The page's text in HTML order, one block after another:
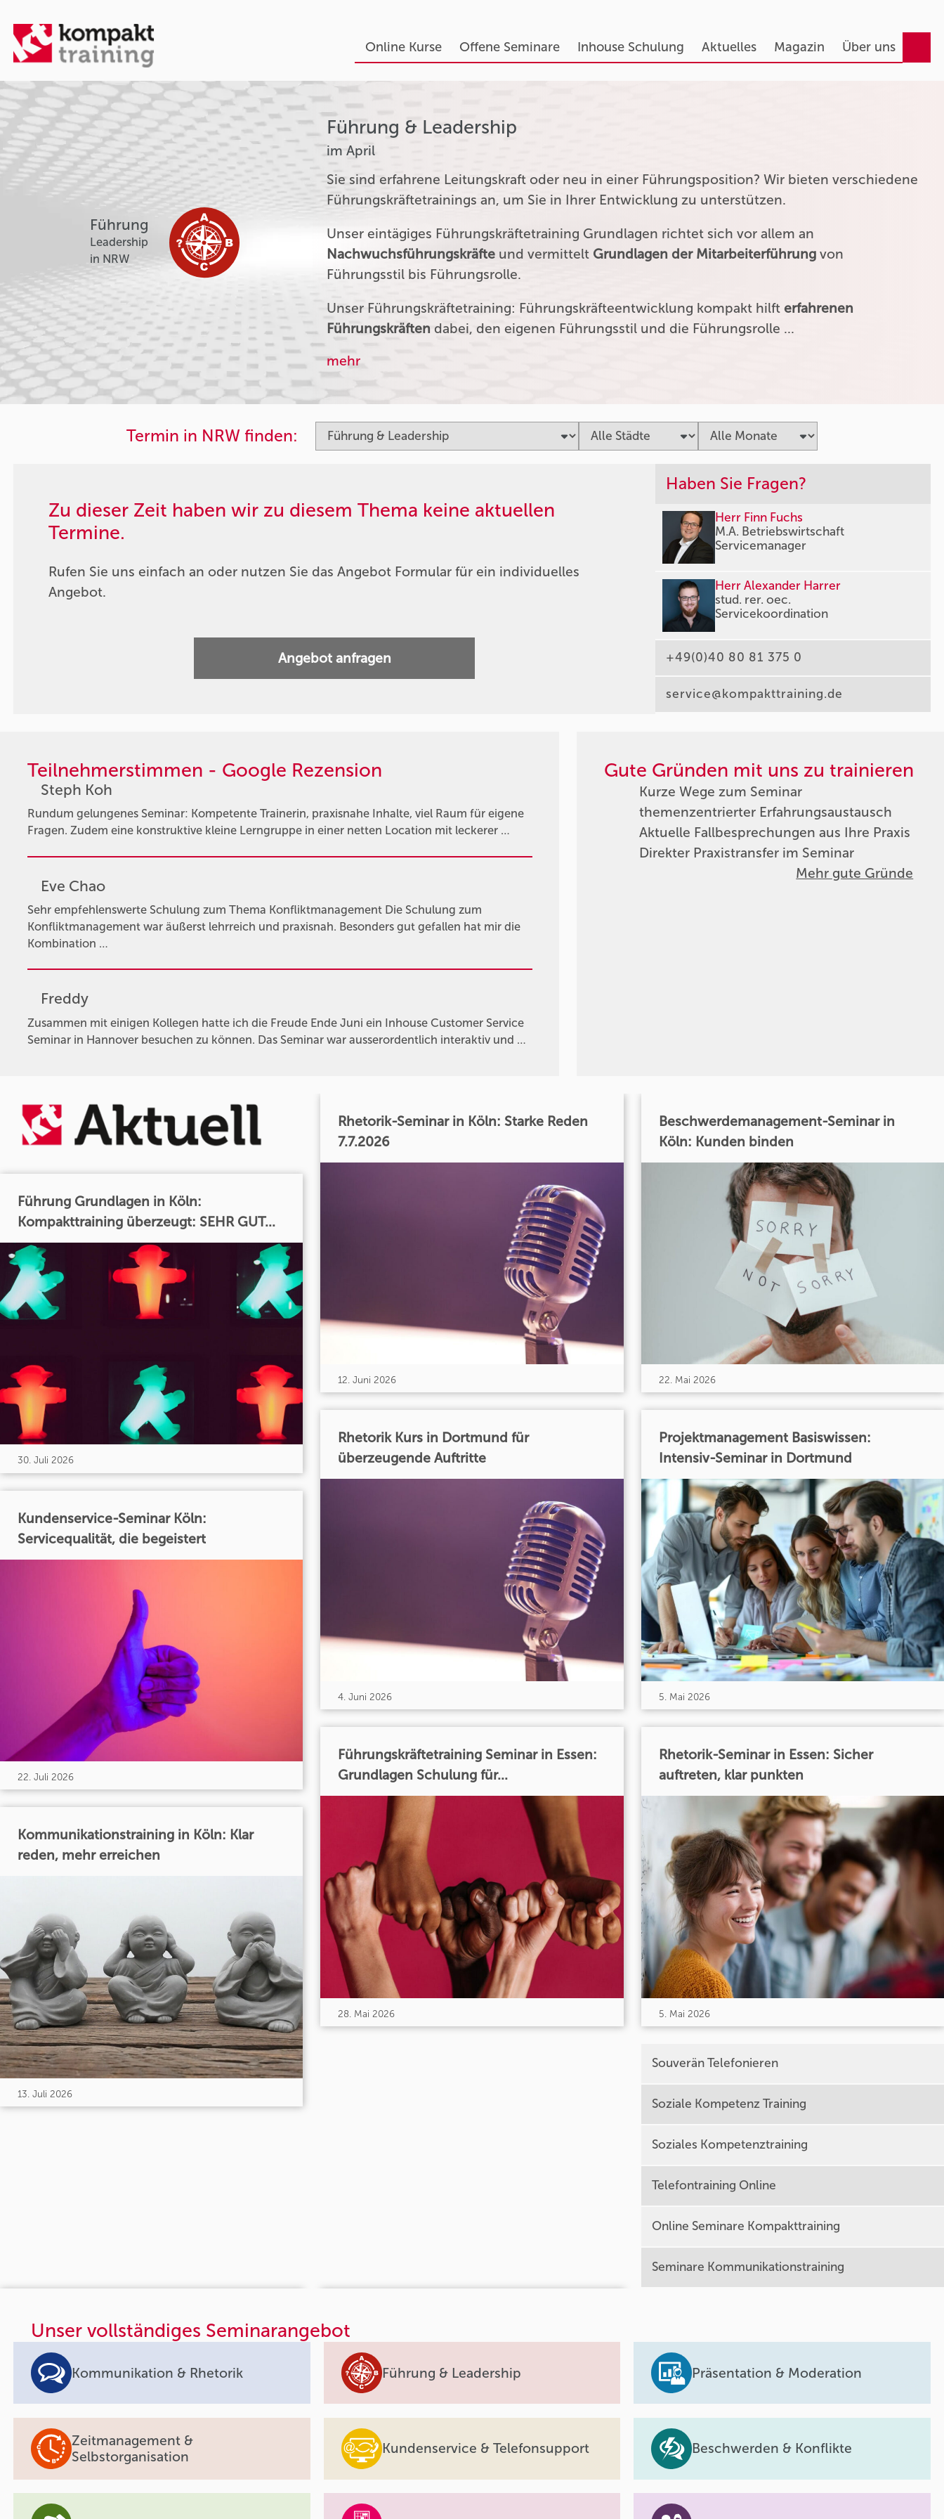
Online Kurse Offene Seminare Inhouse Schulung Aktuelles Magazin Über uns
Führung
Leadership
in NRW
Führung & Leadership
im April
Sie sind erfahrene Leitungskraft oder neu in einer Führungsposition? Wir bieten verschiedene
Führungskräftetrainings an, um Sie in Ihrer Entwicklung zu unterstützen.
Unser eintägiges Führungskräftetraining Grundlagen richtet sich vor allem an
Nachwuchsführungskräfte und vermittelt Grundlagen der Mitarbeiterführung von
Führungsstil bis Führungsrolle.
Unser Führungskräftetraining: Führungskräfteentwicklung kompakt hilfterfahrenen
Führungskräften dabei, den eigenen Führungsstil und die Führungsrolle …
mehr
Termin in NRW finden:
Zu dieser Zeit haben wir zu diesem Thema keine aktuellen
Termine.
Rufen Sie uns einfach an oder nutzen Sie das Angebot Formular für ein individuelles
Angebot.
Angebot anfragen
Haben Sie Fragen?
Herr Finn Fuchs
M.A. Betriebswirtschaft
Servicemanager
Herr Alexander Harrer
stud. rer. oec.
Servicekoordination
+49(0)40 80 81 375 0
service@kompakttraining.de
Teilnehmerstimmen - Google Rezension
Steph Koh
Rundum gelungenes Seminar: Kompetente Trainerin, praxisnahe Inhalte, viel Raum für eigene
Fragen. Zudem eine konstruktive kleine Lerngruppe in einer netten Location mit leckerer …
Eve Chao
Sehr empfehlenswerte Schulung zum Thema Konfliktmanagement Die Schulung zum
Konfliktmanagement war äußerst lehrreich und praxisnah. Besonders gut gefallen hat mir die
Kombination …
Freddy
Zusammen mit einigen Kollegen hatte ich die Freude Ende Juni ein Inhouse Customer Service
Seminar in Hannover besuchen zu können. Das Seminar war ausserordentlich interaktiv und …
Gute Gründen mit uns zu trainieren
Kurze Wege zum Seminar
themenzentrierter Erfahrungsaustausch
Aktuelle Fallbesprechungen aus Ihre Praxis
Direkter Praxistransfer im Seminar
Mehr gute Gründe
Führung Grundlagen in Köln:
Kompakttraining überzeugt: SEHR GUT...
30. Juli 2026
Kundenservice-Seminar Köln:
Servicequalität, die begeistert
22. Juli 2026
Kommunikationstraining in Köln: Klar
reden, mehr erreichen
13. Juli 2026
Rhetorik-Seminar in Köln: Starke Reden
7.7.2026
12. Juni 2026
Rhetorik Kurs in Dortmund für
überzeugende Auftritte
4. Juni 2026
Führungskräftetraining Seminar in Essen:
Grundlagen Schulung für...
28. Mai 2026
Beschwerdemanagement-Seminar in
Köln: Kunden binden
22. Mai 2026
Projektmanagement Basiswissen:
Intensiv-Seminar in Dortmund
5. Mai 2026
Rhetorik-Seminar in Essen: Sicher
auftreten, klar punkten
5. Mai 2026
Souverän Telefonieren
Soziale Kompetenz Training
Soziales Kompetenztraining
Telefontraining Online
Online Seminare Kompakttraining
Seminare Kommunikationstraining
Unser vollständiges Seminarangebot
Kommunikation & Rhetorik Führung & Leadership Präsentation & Moderation
Zeitmanagement &
Selbstorganisation
Kundenservice & Telefonsupport Beschwerden & Konflikte